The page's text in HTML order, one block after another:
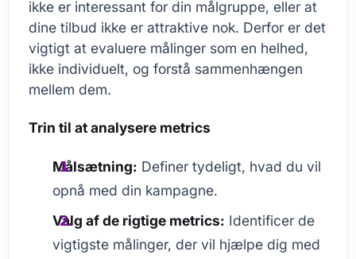
ikke er interessant for din målgruppe, eller at
dine tilbud ikke er attraktive nok. Derfor er det
vigtigt at evaluere målinger som en helhed,
ikke individuelt, og forstå sammenhængen
mellem dem.
Trin til at analysere metrics
Målsætning: Definer tydeligt, hvad du vil
opnå med din kampagne.
Valg af de rigtige metrics: Identificer de
vigtigste målinger, der vil hjælpe dig med